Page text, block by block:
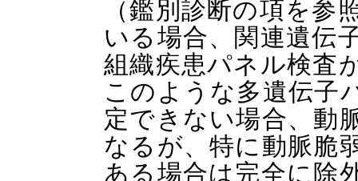
（鑑別診断の項を
いる場合、関連遺伝
組織疾患パネル検査
このような多遺伝子
定できない場合、動
なるが、特に動脈脆
ある場合は完全に除